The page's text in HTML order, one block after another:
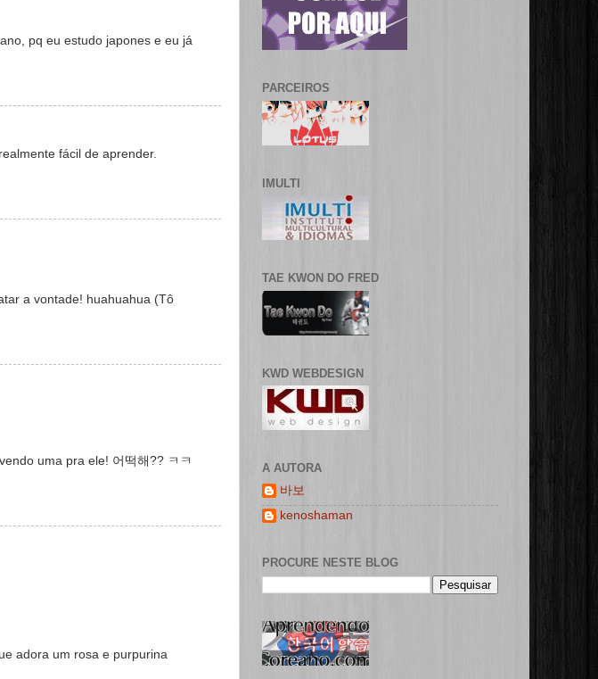
pq eu estudo japones e eu já
fácil de aprender.
a vontade! huahuahua (Tô
uma pra ele! 어떡해?? ㅋㅋ
adora um rosa e purpurina
PARCEIROS
IMULTI
TAE KWON DO FRED
KWD WEBDESIGN
A AUTORA
바보
kenoshaman
PROCURE NESTE BLOG